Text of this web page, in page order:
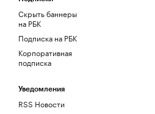
Скрыть баннеры
на РБК
Подписка на РБК
Корпоративная
подписка
Уведомления
RSS Новости